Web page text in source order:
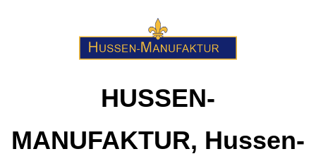
HUSSEN-
MANUFAKTUR, Hussen-